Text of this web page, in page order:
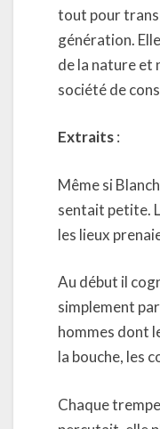
tout pour
génération.
de la nature et
société de
Extraits:
Même si
sentait petite.
les lieux
Au début il
simplement
hommes dont
la bouche, les
Chaque